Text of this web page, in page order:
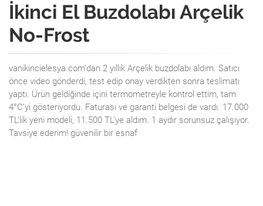
İkinci El Buzdolabı Arçelik
No-Frost
vanikincielesya.com’dan 2 yıllık Arçelik buzdolabı aldım. Satıcı
önce video gönderdi, test edip onay verdikten sonra teslimatı
yaptı. Ürün geldiğinde içini termometreyle kontrol ettim, tam
4°C’yi gösteriyordu. Faturası ve garanti belgesi de vardı. 17.000
TL’lik yeni modeli, 11.500 TL’ye aldım. 1 aydır sorunsuz çalışıyor.
Tavsiye ederim! güvenilir bir esnaf